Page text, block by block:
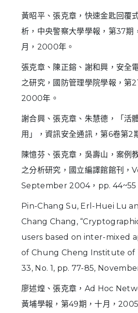
黃昭平、張克章，快速金匙回覆
析，中央警察大學學報，第37期
月，2000年。
張克章、陳正鎔、謝和興，安全
之研究，國防管理學院學報，第
2000年。
謝合興、張克章、朱慧德，「活
用」，資訊安全通訊，第6卷第2
陳憶芬、張克章，吳壽山，案例
之分析研究，國立編譯館館刊，
September 2004，pp. 44~55
Pin-Chang Su, Erl-Huei Lu
Chang Chang,
users based on inter-mixed
of Chung Cheng Institute of
33, No. 1, pp. 77-85,
廖述煌、張克章，Ad Hoc
黃埔學報，第49期，十月，2005